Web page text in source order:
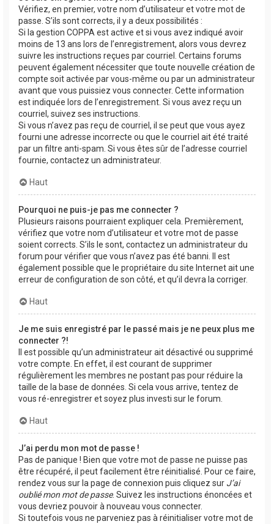
Vérifiez, en premier, votre nom d’utilisateur et votre mot de
passe. S’ils sont corrects, il y a deux possibilités :
Si la gestion COPPA est active et si vous avez indiqué avoir
moins de 13 ans lors de l’enregistrement, alors vous devrez
suivre les instructions reçues par courriel. Certains forums
peuvent également nécessiter que toute nouvelle création de
compte soit activée par vous-même ou par un administrateur
avant que vous puissiez vous connecter. Cette information
est indiquée lors de l’enregistrement. Si vous avez reçu un
courriel, suivez ses instructions.
Si vous n’avez pas reçu de courriel, il se peut que vous ayez
fourni une adresse incorrecte ou que le courriel ait été traité
par un filtre anti-spam. Si vous êtes sûr de l’adresse courriel
fournie, contactez un administrateur.
Haut
Pourquoi ne puis-je pas me connecter ?
Plusieurs raisons pourraient expliquer cela. Premièrement,
vérifiez que votre nom d’utilisateur et votre mot de passe
soient corrects. S’ils le sont, contactez un administrateur du
forum pour vérifier que vous n’avez pas été banni. Il est
également possible que le propriétaire du site Internet ait une
erreur de configuration de son côté, et qu’il devra la corriger.
Haut
Je me suis enregistré par le passé mais je ne peux plus me
connecter ?!
Il est possible qu’un administrateur ait désactivé ou supprimé
votre compte. En effet, il est courant de supprimer
régulièrement les membres ne postant pas pour réduire la
taille de la base de données. Si cela vous arrive, tentez de
vous ré-enregistrer et soyez plus investi sur le forum.
Haut
J’ai perdu mon mot de passe !
Pas de panique ! Bien que votre mot de passe ne puisse pas
être récupéré, il peut facilement être réinitialisé. Pour ce faire,
rendez vous sur la page de connexion puis cliquez sur J’ai
oublié mon mot de passe. Suivez les instructions énoncées et
vous devriez pouvoir à nouveau vous connecter.
Si toutefois vous ne parveniez pas à réinitialiser votre mot de